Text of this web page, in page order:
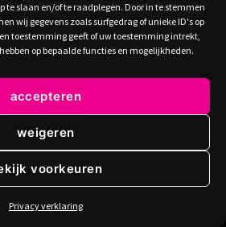
te slaan en/of te raadplegen. Door in te stemmen
wij gegevens zoals surfgedrag of unieke ID's op
toestemming geeft of uw toestemming intrekt,
op bepaalde functies en mogelijkheden.
accepteren
weigeren
voorkeuren
Privacy verklaring
we altijd nog dit bestand
in ons geval komen er 13
resultaten naar boven.
‘wp-admin’ naar ‘wp-redirect’. Doe
voor alle gevonden
En sla het bestand op en